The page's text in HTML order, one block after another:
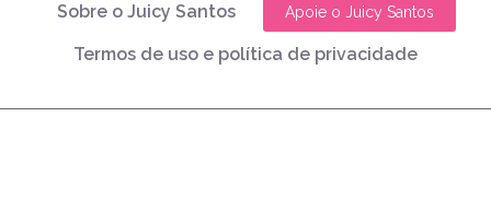
Sobre o Juicy Santos Apoie o Juicy Santos
Termos de uso e política de privacidade